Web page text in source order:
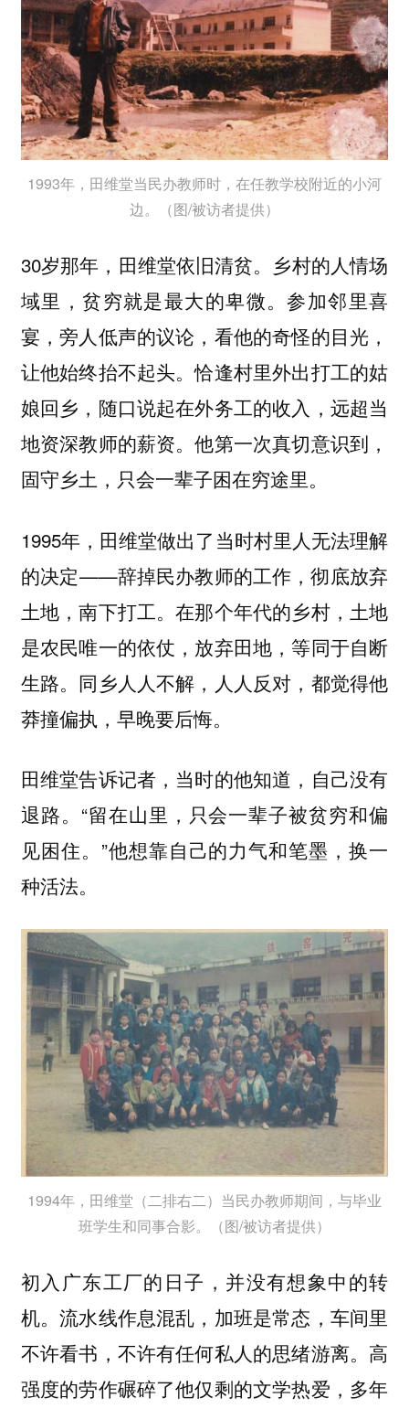
1993年，田维堂当民办教师时，在任教学校附近的小河
边。（图/被访者提供）
30岁那年，田维堂依旧清贫。乡村的人情场
域里，贫穷就是最大的卑微。参加邻里喜
宴，旁人低声的议论，看他的奇怪的目光，
让他始终抬不起头。恰逢村里外出打工的姑
娘回乡，随口说起在外务工的收入，远超当
地资深教师的薪资。他第一次真切意识到，
固守乡土，只会一辈子困在穷途里。
1995年，田维堂做出了当时村里人无法理解
的决定——辞掉民办教师的工作，彻底放弃
土地，南下打工。在那个年代的乡村，土地
是农民唯一的依仗，放弃田地，等同于自断
生路。同乡人人不解，人人反对，都觉得他
莽撞偏执，早晚要后悔。
田维堂告诉记者，当时的他知道，自己没有
退路。“留在山里，只会一辈子被贫穷和偏
见困住。”他想靠自己的力气和笔墨，换一
种活法。
1994年，田维堂（二排右二）当民办教师期间，与毕业
班学生和同事合影。（图/被访者提供）
初入广东工厂的日子，并没有想象中的转
机。流水线作息混乱，加班是常态，车间里
不许看书，不许有任何私人的思绪游离。高
强度的劳作碾碎了他仅剩的文学热爱，多年